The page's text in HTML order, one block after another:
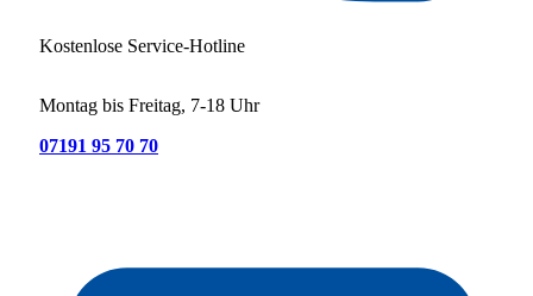
Kostenlose Service-Hotline
Montag bis Freitag, 7-18 Uhr
07191 95 70 70